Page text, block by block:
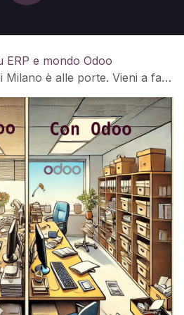
ERP e mondo Odoo
è alle porte. Vieni a farci visita!